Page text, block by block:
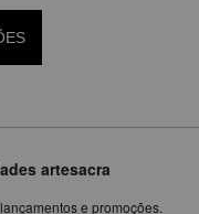
artesacra
e promoções.